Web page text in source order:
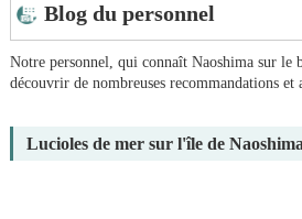
Blog du personnel
Notre personnel, qui connaît Naoshima sur le
découvrir de nombreuses recommandations et
Lucioles de mer sur l'île de Naoshima